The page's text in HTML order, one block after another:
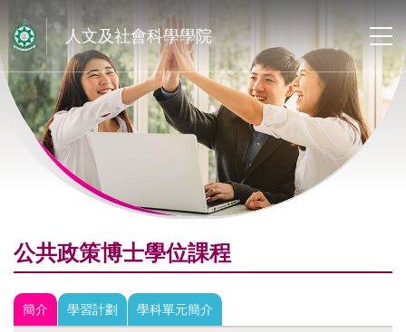
人文及社會科學學院
公共政策博士學位課程
簡介 學習計劃 學科單元簡介